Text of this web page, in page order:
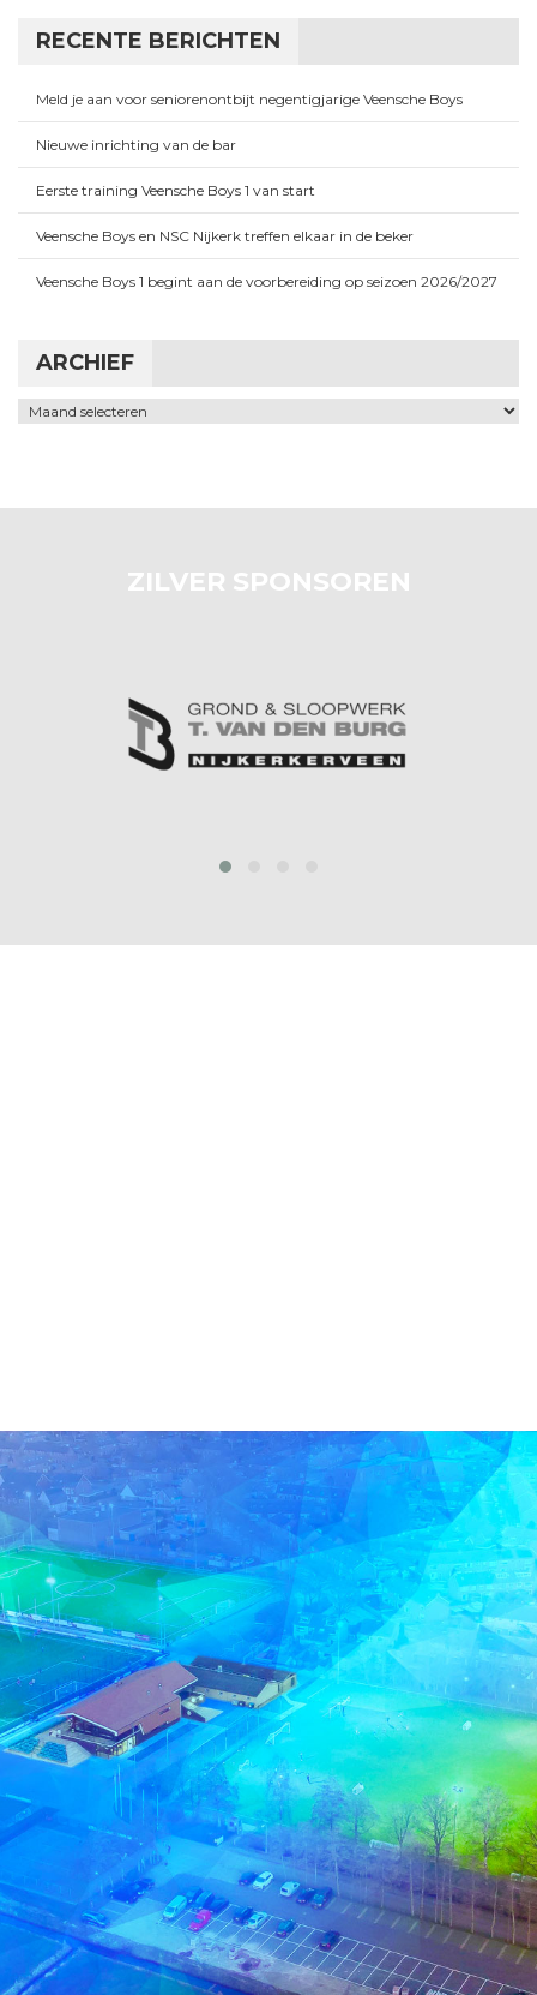
RECENTE BERICHTEN
Meld je aan voor seniorenontbijt negentigjarige Veensche Boys
Nieuwe inrichting van de bar
Eerste training Veensche Boys 1 van start
Veensche Boys en NSC Nijkerk treffen elkaar in de beker
Veensche Boys 1 begint aan de voorbereiding op seizoen 2026/2027
ARCHIEF
Archief
ZILVER SPONSOREN
prev